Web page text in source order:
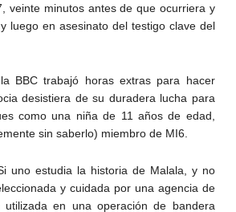
veinte minutos antes de que ocurriera y
luego en asesinato del testigo clave del
BBC trabajó horas extras para hacer
desistiera de su duradera lucha para
como una niña de 11 años de edad,
sin saberlo) miembro de MI6.
uno estudia la historia de Malala, y no
y cuidada por una agencia de
utilizada en una operación de bandera